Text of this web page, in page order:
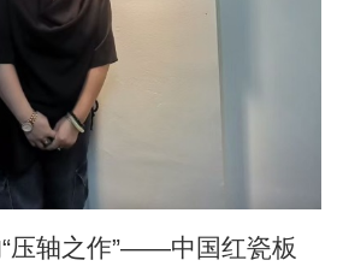
轴之作”——中国红瓷板